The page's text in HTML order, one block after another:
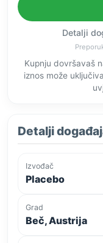
Detalji
Kupnju dovršavaš
iznos može
Detalji
Izvođač
Placebo
Grad
Beč, Austrija